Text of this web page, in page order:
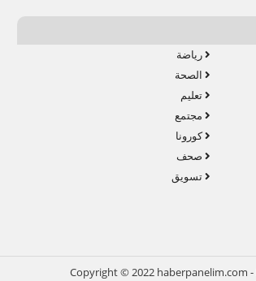
رياضة
الصحة
تعليم
مجتمع
كورونا
صحف
تسويق
Copyright © 2022 haberpanelim.com -